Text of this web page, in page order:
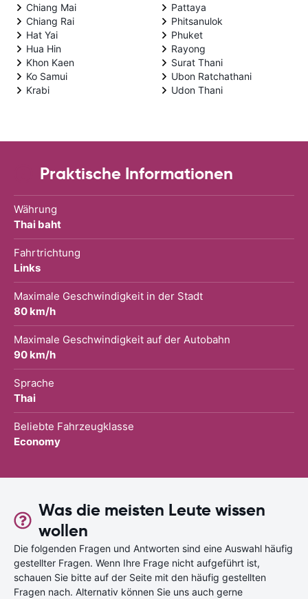
Chiang Mai
Chiang Rai
Hat Yai
Hua Hin
Khon Kaen
Ko Samui
Krabi
Pattaya
Phitsanulok
Phuket
Rayong
Surat Thani
Ubon Ratchathani
Udon Thani
Praktische Informationen
Währung
Thai baht
Fahrtrichtung
Links
Maximale Geschwindigkeit in der Stadt
80 km/h
Maximale Geschwindigkeit auf der Autobahn
90 km/h
Sprache
Thai
Beliebte Fahrzeugklasse
Economy
Was die meisten Leute wissen
wollen
Die folgenden Fragen und Antworten sind eine Auswahl häufig
gestellter Fragen. Wenn Ihre Frage nicht aufgeführt ist,
schauen Sie bitte auf der Seite mit den häufig gestellten
Fragen nach. Alternativ können Sie uns auch gerne